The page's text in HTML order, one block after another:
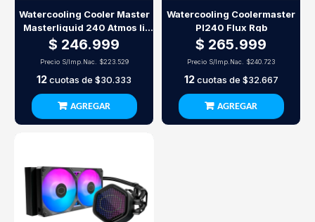
Watercooling Cooler Master
Masterliquid 240 Atmos Ii
Vrm
$ 246.999
Precio S/Imp.Nac. $223.529
12cuotas de $30.333
AGREGAR
Watercooling Coolermaster
Pl240 Flux Rgb
$ 265.999
Precio S/Imp.Nac. $240.723
12cuotas de $32.667
AGREGAR